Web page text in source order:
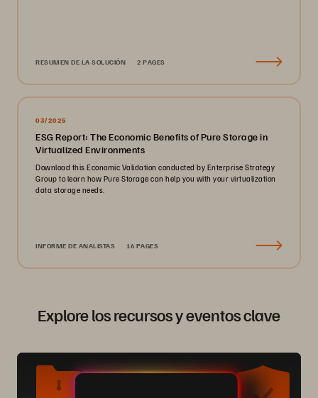
RESUMEN DE LA SOLUCIÓN 2 PAGES
03/2025
ESG Report: The Economic Benefits of Pure Storage in
Virtualized Environments
Download this Economic Validation conducted by Enterprise Strategy
Group to learn how Pure Storage can help you with your virtualization
data storage needs.
INFORME DE ANALISTAS 16 PAGES
Explore los recursos y eventos clave